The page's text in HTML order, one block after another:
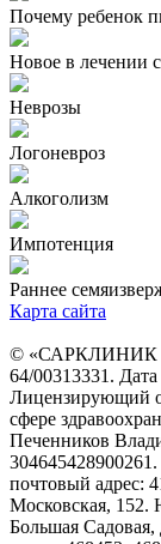
Почему ребенок
Новое в лечении
Неврозы
Логоневроз
Алкоголизм
Импотенция
Раннее
Карта сайта
© «САРКЛИНИК
64/00313331.
Лицензирующий
сфере
Печенников
почтовый адрес:
Московская, 152.
Большая Садовая,